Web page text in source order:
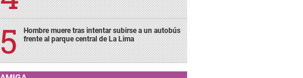
Hombre muere tras intentar subirse a un autobús
frente al parque central de La Lima